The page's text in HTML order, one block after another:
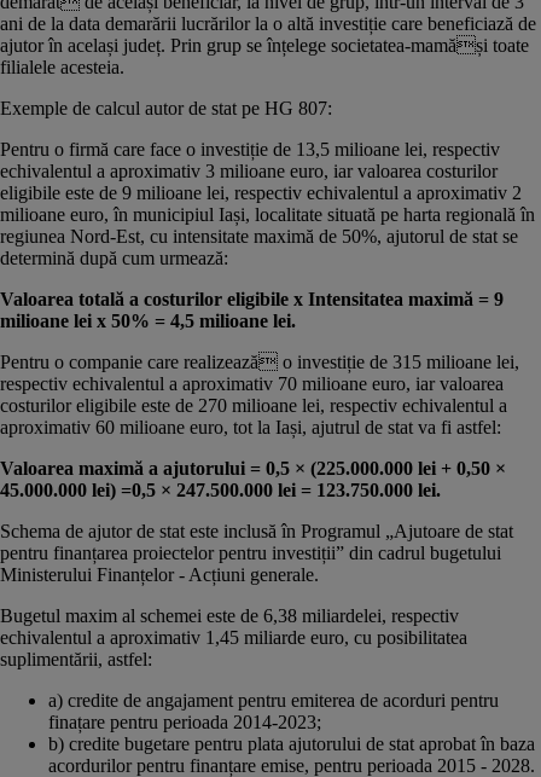
ani de la data demarării lucrărilor la o altă investiție care beneficiază de
ajutor în același județ. Prin grup se înțelege societatea-mamăși toate
filialele acesteia.
Exemple de calcul autor de stat pe HG 807:
Pentru o firmă care face o investiție de 13,5 milioane lei, respectiv
echivalentul a aproximativ 3 milioane euro, iar valoarea costurilor
eligibile este de 9 milioane lei, respectiv echivalentul a aproximativ 2
milioane euro, în municipiul Iași, localitate situată pe harta regională în
regiunea Nord-Est, cu intensitate maximă de 50%, ajutorul de stat se
determină după cum urmează:
Valoarea totală a costurilor eligibile x Intensitatea maximă = 9
milioane lei x 50% = 4,5 milioane lei.
Pentru o companie care realizează o investiție de 315 milioane lei,
respectiv echivalentul a aproximativ 70 milioane euro, iar valoarea
costurilor eligibile este de 270 milioane lei, respectiv echivalentul a
aproximativ 60 milioane euro, tot la Iași, ajutrul de stat va fi astfel:
Valoarea maximă a ajutorului = 0,5 × (225.000.000 lei + 0,50 ×
45.000.000 lei) =0,5 × 247.500.000 lei = 123.750.000 lei.
Schema de ajutor de stat este inclusă în Programul „Ajutoare de stat
pentru finanțarea proiectelor pentru investiții” din cadrul bugetului
Ministerului Finanțelor - Acțiuni generale.
Bugetul maxim al schemei este de 6,38 miliardelei, respectiv
echivalentul a aproximativ 1,45 miliarde euro, cu posibilitatea
suplimentării, astfel:
a) credite de angajament pentru emiterea de acorduri pentru
finațare pentru perioada 2014-2023;
b) credite bugetare pentru plata ajutorului de stat aprobat în baza
acordurilor pentru finanțare emise, pentru perioada 2015 - 2028.